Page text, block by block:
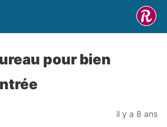
pour bien
il y a 8 ans